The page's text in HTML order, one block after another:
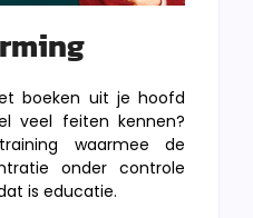
boeken uit je hoofd
veel feiten kennen?
waarmee de
onder controle
is educatie.